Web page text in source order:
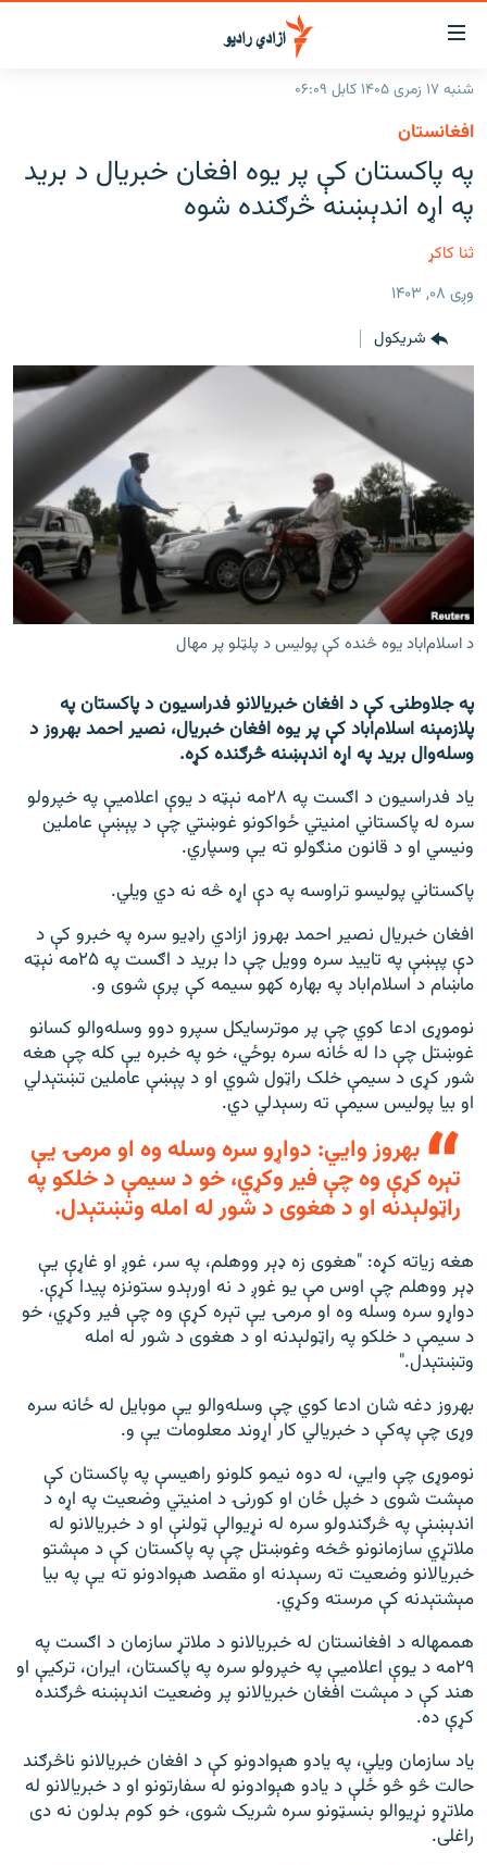
د
لاسرسۍ
وړ
لېنکونه
متن
ته
ورتلل
اصلي
ته
لټون
پاڼې
راپورونه
افغانستانخبرونه
د خپرونو جدول
اونیزې خپرونې
انځوریزه برخه
ورزش
د کډوالۍ بحران
'کووېډ-۱۹'
اړیکه
دري پاڼه
Azadi English
راسره ملګري شئ
د ازادې اروپا/ ازادي راډيو ټولې پاڼې
شنبه ۱۷ زمری ۱۴۰۵ کابل ۰۶:۰۹
افغانستان
په پاکستان کې پر یوه افغان خبریال د برید
په اړه اندېښنه څرګنده شوه
ثنا کاکړ
وږی ۰۸, ۱۴۰۳
شريکول
د اسلام‌اباد یوه څنده کې پولیس د پلټلو پر مهال
په جلاوطنۍ کې د افغان خبریالانو فدراسیون د پاکستان په
پلازمېنه اسلام‌اباد کې پر یوه افغان خبریال، نصیر احمد بهروز د
وسله‌وال برید په اړه اندېښنه څرګنده کړه.
یاد فدراسیون د اګست په ۲۸مه نېټه د یوې اعلامیې په خپرولو
سره له پاکستاني امنیتي ځواکونو غوښتي چې د پېښې عاملین
ونیسي او د قانون منګولو ته یې وسپاري.
پاکستاني پولیسو تراوسه په دې اړه څه نه دي ویلي.
افغان خبریال نصیر احمد بهروز ازادي راډيو سره په خبرو کې د
دې پېښې په تایید سره وویل چې دا برید د اګست په ۲۵مه نېټه
ماښام د اسلام‌اباد په بهاره کهو سیمه کې پرې شوی و.
نوموړی ادعا کوي چې پر موترسایکل سپرو دوو وسله‌والو کسانو
غوښتل چې دا له ځانه سره بوځي، خو په خبره یې کله چې هغه
شور کړی د سیمې خلک راټول شوي او د پېښې عاملین تښتېدلي
او بیا پولیس سیمې ته رسېدلي دي.
بهروز وايي: دواړو سره وسله وه او مرمۍ یې
تېره کړې وه چې فیر وکړي، خو د سیمې د خلکو په
راټولېدنه او د هغوی د شور له امله وتښتېدل.
هغه زیاته کړه: "هغوی زه ډېر ووهلم، په سر، غوږ او غاړې یې
ډېر ووهلم چې اوس مې یو غوږ د نه اورېدو ستونزه پیدا کړې.
دواړو سره وسله وه او مرمۍ یې تېره کړې وه چې فیر وکړي، خو
د سیمې د خلکو په راټولېدنه او د هغوی د شور له امله
وتښتېدل."
بهروز دغه شان ادعا کوي چې وسله‌والو یې موبایل له ځانه سره
وړی چې په‌کې د خبریالي کار اړوند معلومات یې و.
نوموړی چې وايي، له دوه نیمو کلونو راهیسې په پاکستان کې
مېشت شوی د خپل ځان او کورنۍ د امنیتي وضعیت په اړه د
اندېښنې په څرګندولو سره له نړیوالې ټولنې او د خبریالانو له
ملاتړي سازمانونو څخه وغوښتل چې په پاکستان کې د مېشتو
خبریالانو وضعیت ته رسېدنه او مقصد هېوادونو ته یې په بیا
مېشتېدنه کې مرسته وکړي.
هممهاله د افغانستان له خبریالانو د ملاتړ سازمان د اګست په
۲۹مه د یوې اعلامیې په خپرولو سره په پاکستان، ایران، ترکیې او
هند کې د مېشت افغان خبریالانو پر وضعیت اندېښنه څرګنده
کړې ده.
یاد سازمان ویلي، په يادو هېوادونو کې د افغان خبريالانو ناڅرګند
حالت څو څو ځلې د يادو هېوادونو له سفارتونو او د خبريالانو له
ملاتړو نړيوالو بنسټونو سره شريک شوى، خو کوم بدلون نه دى
راغلى.